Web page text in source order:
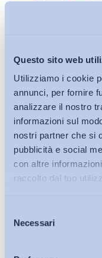
Questo sito web
Utilizziamo i cookie
annunci, per fornire
analizzare il nostro
informazioni sul
nostri partner che si
pubblicità e social
con altre
raccolto dal tuo
delNecessariBollettini ADAPT